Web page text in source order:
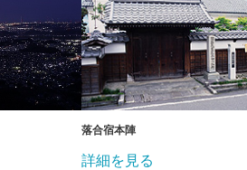
落合宿本陣
詳細を見る